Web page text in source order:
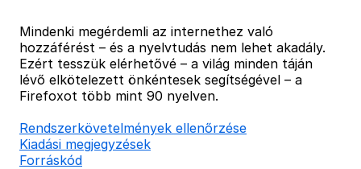
Mindenki megérdemli az internethez való
hozzáférést – és a nyelvtudás nem lehet akadály.
Ezért tesszük elérhetővé – a világ minden táján
lévő elkötelezett önkéntesek segítségével – a
Firefoxot több mint 90 nyelven.
Rendszerkövetelmények ellenőrzése
Kiadási megjegyzések
Forráskód